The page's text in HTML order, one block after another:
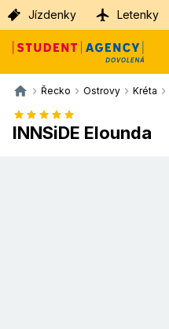
Jízdenky Letenky
Řecko Ostrovy Kréta
INNSiDE Elounda